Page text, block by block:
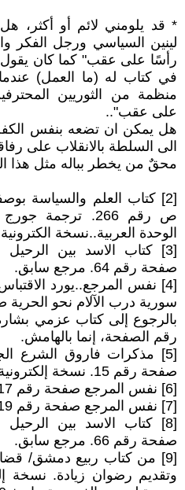
* قد يلومني لائم أو أكثر،
لينين السياسي ورجل الفكر
رأسًا على عقب" كما كان يقول
في كتاب له (ما العمل)
منظمة من الثوريين
على عقب"..
هل يمكن ان تضعه بنفس
الى السلطة بالانقلاب على
محقٌ من يخطر بباله مثل هذا
[2] كتاب العلم والسياسة
ص رقم 266.
الوحدة العربية..نسخة
[3] كتاب الاسد بين
صفحة رقم 64. مرجع سابق.
[4] نفس المرجع..يورد
سورية درب الآلام نحو الحرية
بالرجوع إلى كتاب عزمي
رقم الصفحة، إنما بالهامش.
صفحة رقم 15. نسخة إلكترونية
[6] نفس المرجع صفحة رقم 17.
[7] نفس المرجع صفحة رقم 19.
[8] كتاب الاسد بين
صفحة رقم 66. مرجع سابق.
[9] من كتاب ربيع دمشق/
وتقديم رضوان زيادة. نسخة